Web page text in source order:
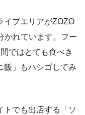
イブエリアがZOZO
かれています。フー
ではとても食べき
飯」もハシゴしてみ
トでも出店する「ソ